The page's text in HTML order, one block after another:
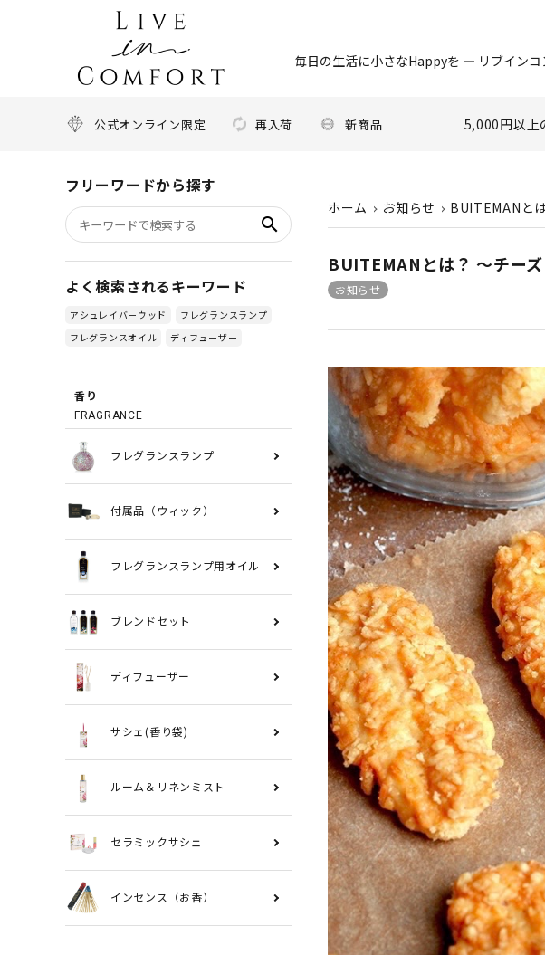
毎日の生活に小さなHappyを ― リブイン
公式オンライン限定 再入荷 新商品 5,000円以上
ホーム お知らせ BUITEMANと
BUITEMANとは？ ～チー
お知らせ
フリーワードから探す
search
よく検索されるキーワード
アシュレイバーウッド
フレグランスランプ
フレグランスオイル
ディフューザー
香り
FRAGRANCE
フレグランスランプ
付属品（ウィック）
フレグランスランプ用オイル
ブレンドセット
ディフューザー
サシェ(香り袋)
ルーム＆リネンミスト
セラミックサシェ
インセンス（お香）